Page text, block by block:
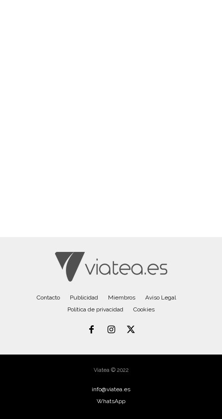
Contacto Publicidad Miembros
Aviso Legal
Política de privacidad
Cookies
Viatea © 2022
info@viatea.es
WhatsApp